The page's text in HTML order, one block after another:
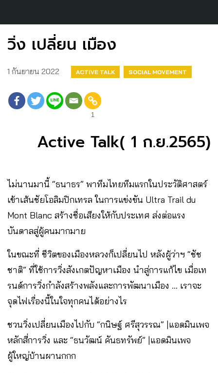
วิ่ง เปลี่ยน เมือง
1 กันยายน 2022 ACTIVE TALK SOCIAL MOVEMENT
1
Active Talk( 1 ก.ย.2565)
ไม่นานมานี้ “ธนาธร” พาทีมไทยทีมแรกในประวัติศาสตร์
เข้าเส้นชัยโอลิมปิกเทรล ในการแข่งขัน Ultra Trail du
Mont Blanc สร้างชื่อเสียงให้กับประเทศ ส่งต่อแรง
บันดาลสู่ผู้คนมากมาย
ในขณะที่ ชีวิตของเมืองหลวงก็เปลี่ยนไป หลังผู้ว่าฯ “ชัช
ชาติ” ที่ใช้การวิ่งสังเกตปัญหาเมือง นำสู่การแก้ไข เมื่อเท
รนด์การวิ่งกำลังสร้างพลังและการพัฒนาเมือง … เราจะ
จุดไฟเรื่องนี้ในใจทุกคนได้อย่างไร
ชวนวิ่งเปลี่ยนเมืองไปกับ “กนิษฐ์ ศรีสุวรรณ” |แอดมินเพจ
หลักสี่การวิ่ง และ “ธนวัฒน์ คันธทรัพย์” |แอดมินเพจ
ผู้ใหญ่บ้านผานกกก